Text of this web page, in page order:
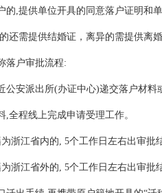
,提供单位开具的同意落户证明和
还需提供结婚证，离异的需提供离
落户审批流程:
公安派出所(办证中心)递交落户材
,全程线上完成申请受理工作。
浙江省内的, 5个工作日左右出审
浙江省外的, 5个工作日左右出审